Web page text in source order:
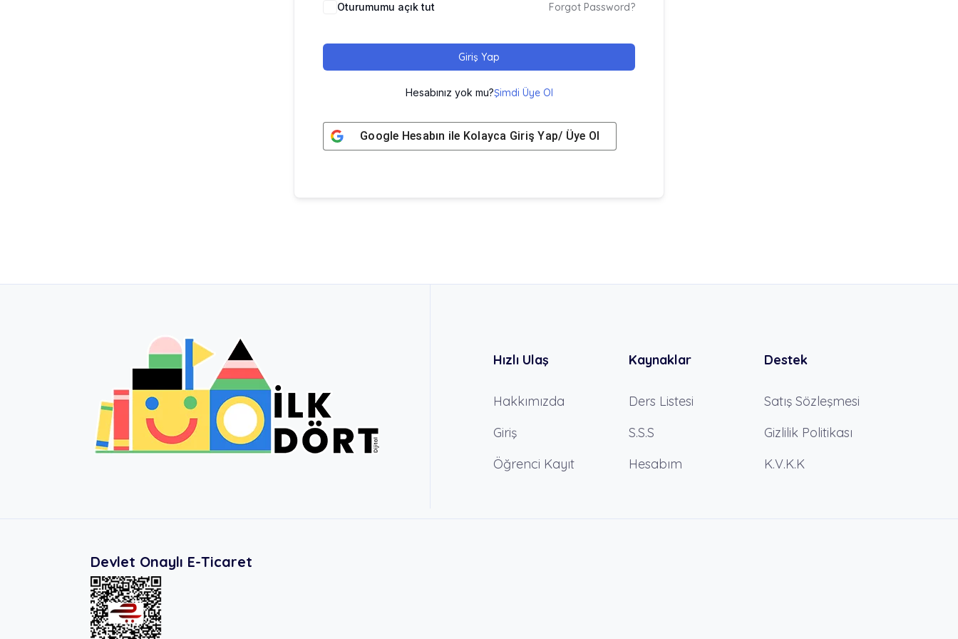
Oturumumu açık tut Forgot Password?
Giriş Yap
Hesabınız yok mu?Şimdi Üye Ol
Google Hesabın ile Kolayca Giriş Yap/ Üye Ol
Hızlı Ulaş
Hakkımızda
Giriş
Öğrenci Kayıt
Kaynaklar
Ders Listesi
S.S.S
Hesabım
Destek
Satış Sözleşmesi
Gizlilik Politikası
K.V.K.K
Devlet Onaylı E-Ticaret